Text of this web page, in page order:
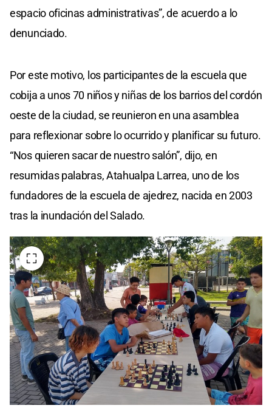
espacio oficinas administrativas”, de acuerdo a lo
denunciado.
Por este motivo, los participantes de la escuela que
cobija a unos 70 niños y niñas de los barrios del cordón
oeste de la ciudad, se reunieron en una asamblea
para reflexionar sobre lo ocurrido y planificar su futuro.
“Nos quieren sacar de nuestro salón”, dijo, en
resumidas palabras, Atahualpa Larrea, uno de los
fundadores de la escuela de ajedrez, nacida en 2003
tras la inundación del Salado.